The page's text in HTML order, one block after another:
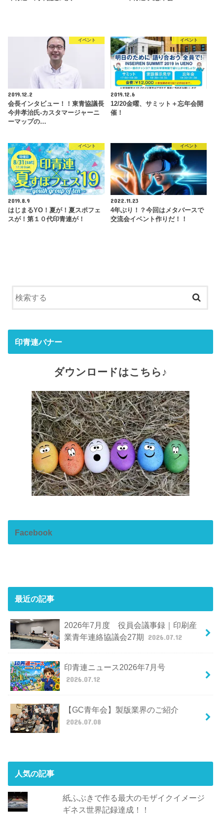
イベント
2019.12.2
会長インタビュー！！東青協議長
今井孝治氏-カスタマージャーニ
ーマップの…
イベント
2019.12.6
12/20金曜、サミット＋忘年会開
催！
イベント
2019.8.9
はじまるYO！夏が！夏スポフェ
スが！第１０代印青連が！
イベント
2022.11.23
4年ぶり！？今回はメタバースで
交流会イベント作りだ！！
印青連バナー
ダウンロードはこちら♪
Facebook
最近の記事
2026年7月度 役員会議事録｜印刷産
業青年連絡協議会27期 2026.07.12
印青連ニュース2026年7月号
2026.07.12
【GC青年会】製版業界のご紹介
2026.07.08
人気の記事
紙ふぶきで作る最大のモザイクイメージ
ギネス世界記録達成！！